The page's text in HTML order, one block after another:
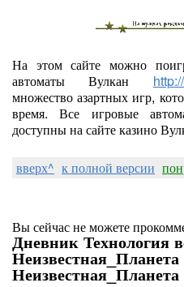
На этом сайте можно
автоматы Вулкан
множество азартных игр,
время. Все игровые
доступны на сайте казино
вверх^ к полной версии
Вы сейчас не можете
Дневник Технология
Неизвестная_Планета
Неизвестная_Планета